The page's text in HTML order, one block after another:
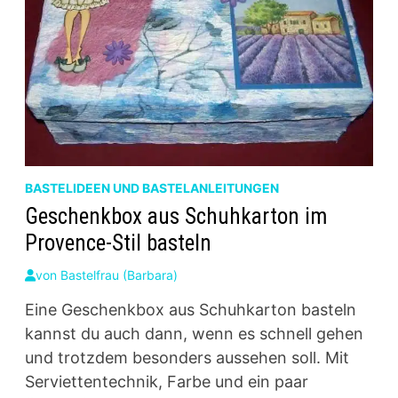
BASTELIDEEN UND BASTELANLEITUNGEN
Geschenkbox aus Schuhkarton im
Provence-Stil basteln
von Bastelfrau (Barbara)
Eine Geschenkbox aus Schuhkarton basteln
kannst du auch dann, wenn es schnell gehen
und trotzdem besonders aussehen soll. Mit
Serviettentechnik, Farbe und ein paar